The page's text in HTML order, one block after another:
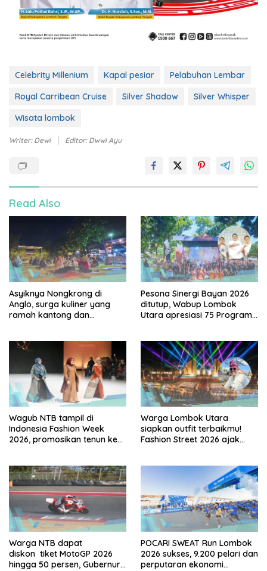
Celebrity Millenium Kapal pesiar
Pelabuhan Lembar
Royal Carribean Cruise
Silver Shadow
Silver Whisper
Wisata lombok
Writer: Dewi Editor: Dwwi Ayu
Read Also
Asyiknya Nongkrong di
Anglo, surga kuliner yang
ramah kantong dan
Pesona Sinergi Bayan 2026
ditutup, Wabup Lombok
Utara apresiasi 75 Program
Wagub NTB tampil di
Indonesia Fashion Week
2026, promosikan tenun ke
Warga Lombok Utara
siapkan outfit terbaikmu!
Fashion Street 2026 ajak
Warga NTB dapat
diskon tiket MotoGP 2026
hingga 50 persen, Gubernur
POCARI SWEAT Run Lombok
2026 sukses, 9.200 pelari dan
perputaran ekonomi